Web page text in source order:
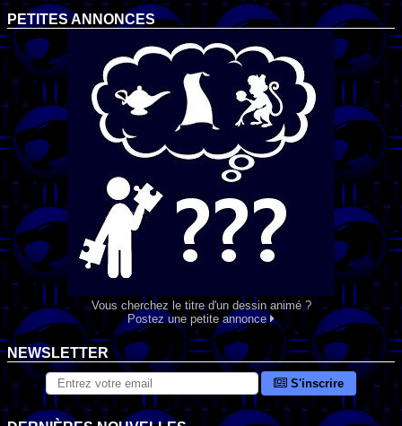
PETITES ANNONCES
Vous cherchez le titre d'un dessin animé ?
Postez une petite annonce
NEWSLETTER
S'inscrire